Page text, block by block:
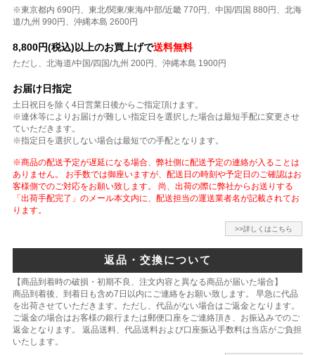
※東京都内 690円、東北/関東/東海/中部/近畿 770円、中国/四国 880円、北海
道/九州 990円、沖縄本島 2600円
8,800円(税込)以上のお買上げで送料無料
ただし、北海道/中国/四国/九州 200円、沖縄本島 1900円
お届け日指定
土日祝日を除く4日営業日後からご指定頂けます。
※連休等によりお届けが難しい指定日を選択した場合は最短手配に変更させ
ていただきます。
※指定日を選択しない場合は最短での手配となります。
※商品の配送予定が遅延になる場合、弊社側に配送予定の連絡が入ることは
ありません。 お手数では御座いますが、配送日の時刻や予定日のご確認はお
客様側でのご対応をお願い致します。 尚、出荷の際に弊社からお送りする
「出荷手配完了」のメール本文内に、配送担当の運送業者名が記載されてお
ります。
>>詳しくはこちら
返品・交換について
【商品到着時の破損・初期不良、注文内容と異なる商品が届いた場合】
商品到着後、到着日も含め7日以内にご連絡をお願い致します。 早急に代品
を出荷させていただきます。ただし、代品がない場合はご返金となります。
ご返金の場合はお客様の銀行または郵便口座をご連絡頂き、お振込みでのご
返金となります。 返品送料、代品送料および口座振込手数料は当店がご負担
いたします。